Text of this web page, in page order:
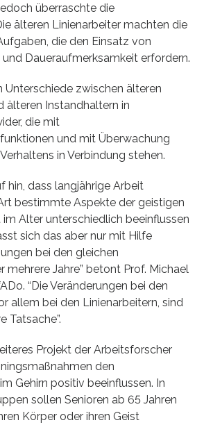
überraschte die
älteren Linienarbeiter machten die
die den Einsatz von
Daueraufmerksamkeit erfordern.
Unterschiede zwischen älteren
älteren Instandhaltern in
die mit
und mit Überwachung
in Verbindung stehen.
hin, dass langjährige Arbeit
bestimmte Aspekte der geistigen
Alter unterschiedlich beeinflussen
sich das aber nur mit Hilfe
bei den gleichen
mehrere Jahre” betont Prof. Michael
“Die Veränderungen bei den
allem bei den Linienarbeitern, sind
Tatsache”.
Projekt der Arbeitsforscher
den
Gehirn positiv beeinflussen. In
sollen Senioren ab 65 Jahren
Körper oder ihren Geist